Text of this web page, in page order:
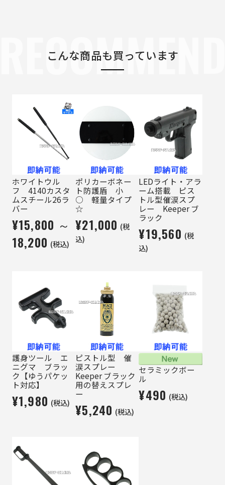
こんな商品も買っています
ホワイトウル
フ 4140カスタ
ムスチール26ラ
バー
¥15,800 ～
18,200 (税込)
ポリカーボネー
ト防護盾 小
○ 軽量タイプ
☆
¥21,000 (税
込)
LEDライト・アラ
ーム搭載 ピス
トル型催涙スプ
レー Keeper ブ
ラック
¥19,560 (税
込)
護身ツール エ
ニグマ ブラッ
ク【ゆうパケッ
ト対応】
¥1,980 (税込)
ピストル型 催
涙スプレー
Keeper ブラック
用の替えスプレ
ー
¥5,240 (税込)
セラミックボー
ル
¥490 (税込)